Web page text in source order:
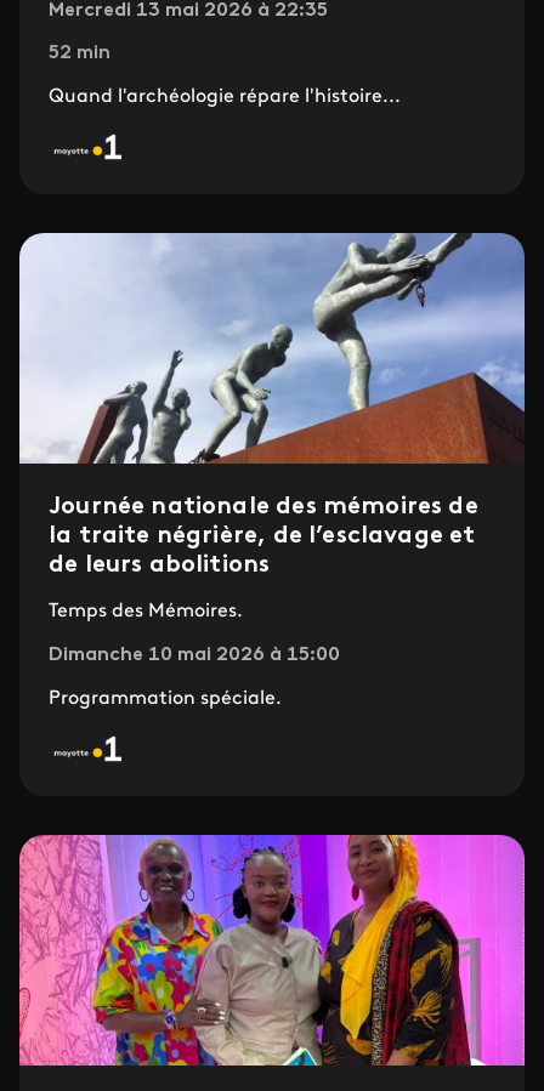
Mercredi 13 mai 2026 à 22:35
52 min
Quand l'archéologie répare l'histoire...
Journée nationale des mémoires de
la traite négrière, de l’esclavage et
de leurs abolitions
Temps des Mémoires.
Dimanche 10 mai 2026 à 15:00
Programmation spéciale.